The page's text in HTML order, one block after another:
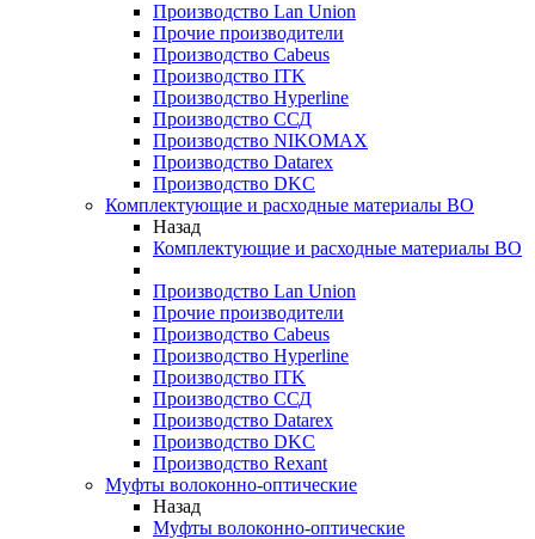
Производство Lan Union
Прочие производители
Производство Cabeus
Производство ITK
Производство Hyperline
Производство ССД
Производство NIKOMAX
Производство Datarex
Производство DKC
Комплектующие и расходные материалы ВО
Назад
Комплектующие и расходные материалы ВО
Производство Lan Union
Прочие производители
Производство Cabeus
Производство Hyperline
Производство ITK
Производство ССД
Производство Datarex
Производство DKC
Производство Rexant
Муфты волоконно-оптические
Назад
Муфты волоконно-оптические